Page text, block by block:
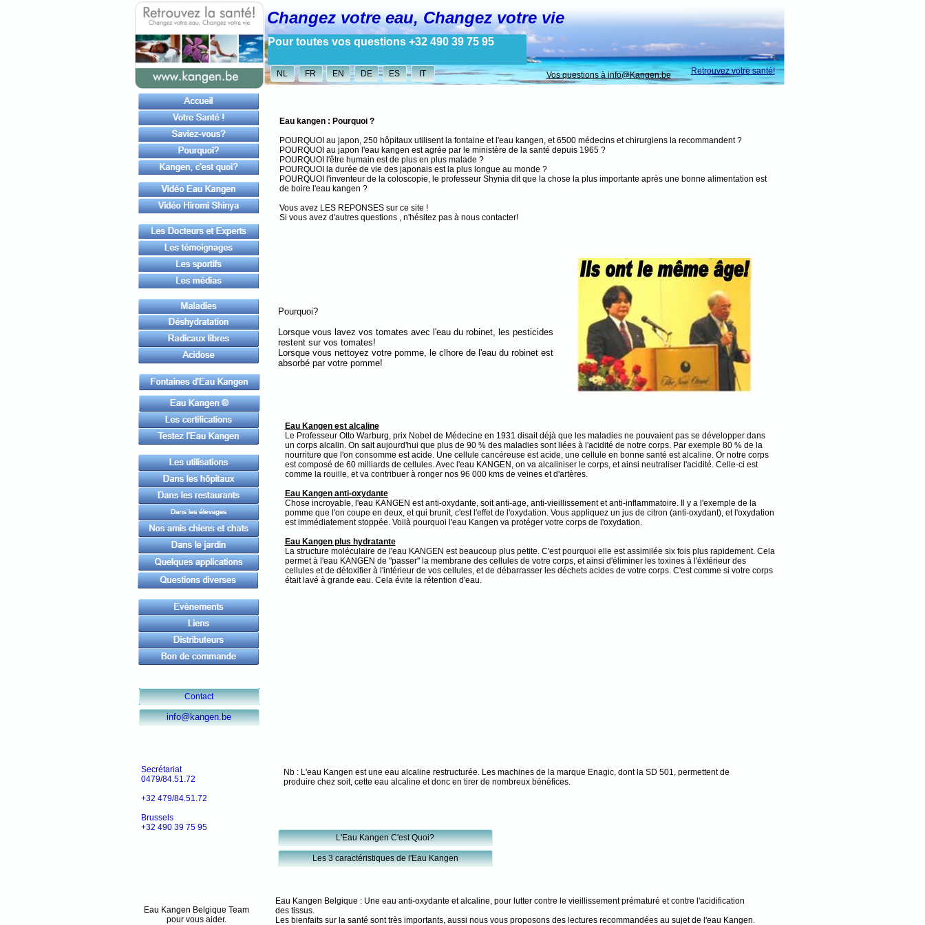
Pourquoi?
Lorsque vous lavez vos tomates avec l'eau du robinet, les pesticides
restent sur vos tomates!
Lorsque vous nettoyez votre pomme, le clhore de l'eau du robinet est
absorbé par votre pomme!
Eau Kangen est alcaline
Le Professeur Otto Warburg, prix Nobel de Médecine en 1931 disait déjà que les maladies ne pouvaient pas se développer dans
un corps alcalin. On sait aujourd'hui que plus de 90 % des maladies sont liées à l'acidité de notre corps. Par exemple 80 % de la
nourriture que l'on consomme est acide. Une cellule cancéreuse est acide, une cellule en bonne santé est alcaline. Or notre corps
est composé de 60 milliards de cellules. Avec l'eau KANGEN, on va alcaliniser le corps, et ainsi neutraliser l'acidité. Celle-ci est
comme la rouille, et va contribuer à ronger nos 96 000 kms de veines et d'artères.
Eau Kangen anti-oxydante
Chose incroyable, l'eau KANGEN est anti-oxydante, soit anti-age, anti-vieillissement et anti-inflammatoire. Il y a l'exemple de la
pomme que l'on coupe en deux, et qui brunit, c'est l'effet de l'oxydation. Vous appliquez un jus de citron (anti-oxydant), et l'oxydation
est immédiatement stoppée. Voilà pourquoi l'eau Kangen va protéger votre corps de l'oxydation.
Eau Kangen plus hydratante
La structure moléculaire de l'eau KANGEN est beaucoup plus petite. C'est pourquoi elle est assimilée six fois plus rapidement. Cela
permet à l'eau KANGEN de "passer" la membrane des cellules de votre corps, et ainsi d'éliminer les toxines à l'éxtérieur des
cellules et de détoxifier à l'intérieur de vos cellules, et de débarrasser les déchets acides de votre corps. C'est comme si votre corps
était lavé à grande eau. Cela évite la rétention d'eau.
L'Eau Kangen C'est Quoi?
Les 3 caractéristiques de l'Eau Kangen
Retrouvez votre santé!
Secrétariat
0479/84.51.72
+32 479/84.51.72
Brussels
+32 490 39 75 95
Changez votre eau, Changez votre vie
Eau Kangen Belgique Team
pour vous aider.
info@kangen.be
Contact
Vos questions à info@Kangen.be
FR
NL EN DE ES IT
Pour toutes vos questions +32 490 39 75 95
Eau kangen : Pourquoi ?
POURQUOI au japon, 250 hôpitaux utilisent la fontaine et l'eau kangen, et 6500 médecins et chirurgiens la recommandent ?
POURQUOI au japon l'eau kangen est agrée par le ministère de la santé depuis 1965 ?
POURQUOI l'être humain est de plus en plus malade ?
POURQUOI la durée de vie des japonais est la plus longue au monde ?
POURQUOI l'inventeur de la coloscopie, le professeur Shynia dit que la chose la plus importante après une bonne alimentation est
de boire l'eau kangen ?
Vous avez LES REPONSES sur ce site !
Si vous avez d'autres questions , n'hésitez pas à nous contacter!
Nb : L'eau Kangen est une eau alcaline restructurée. Les machines de la marque Enagic, dont la SD 501, permettent de
produire chez soit, cette eau alcaline et donc en tirer de nombreux bénéfices.
Eau Kangen Belgique : Une eau anti-oxydante et alcaline, pour lutter contre le vieillissement prématuré et contre l'acidification
des tissus.
Les bienfaits sur la santé sont très importants, aussi nous vous proposons des lectures recommandées au sujet de l'eau Kangen.